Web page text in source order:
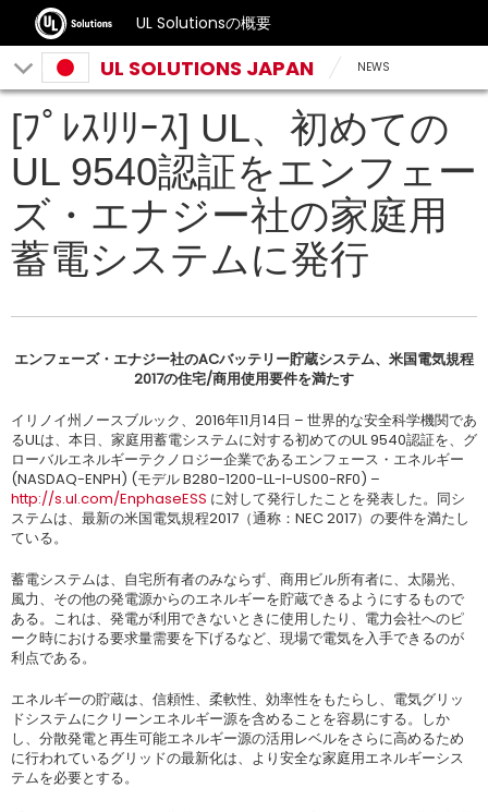
UL Solutionsの概要
UL SOLUTIONS JAPAN NEWS
[ﾌﾟﾚｽﾘﾘｰｽ] UL、初めての
UL 9540認証をエンフェー
ズ・エナジー社の家庭用
蓄電システムに発行
エンフェーズ・エナジー社のACバッテリー貯蔵システム、米国電気規程
2017の住宅/商用使用要件を満たす
イリノイ州ノースブルック、2016年11月14日 – 世界的な安全科学機関であ
るULは、本日、家庭用蓄電システムに対する初めてのUL 9540認証を、グ
ローバルエネルギーテクノロジー企業であるエンフェース・エネルギー
(NASDAQ-ENPH) (モデル B280-1200-LL-I-US00-RF0) –
http://s.ul.com/EnphaseESS に対して発行したことを発表した。同シ
ステムは、最新の米国電気規程2017（通称：NEC 2017）の要件を満たし
ている。
蓄電システムは、自宅所有者のみならず、商用ビル所有者に、太陽光、
風力、その他の発電源からのエネルギーを貯蔵できるようにするもので
ある。これは、発電が利用できないときに使用したり、電力会社へのピ
ーク時における要求量需要を下げるなど、現場で電気を入手できるのが
利点である。
エネルギーの貯蔵は、信頼性、柔軟性、効率性をもたらし、電気グリッ
ドシステムにクリーンエネルギー源を含めることを容易にする。しか
し、分散発電と再生可能エネルギー源の活用レベルをさらに高めるため
に行われているグリッドの最新化は、より安全な家庭用エネルギーシス
テムを必要とする。